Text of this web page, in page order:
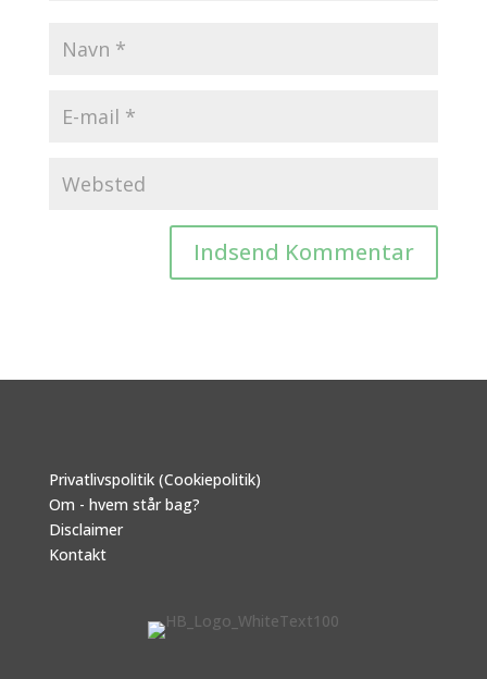
Privatlivspolitik (Cookiepolitik)
Om - hvem står bag?
Disclaimer
Kontakt